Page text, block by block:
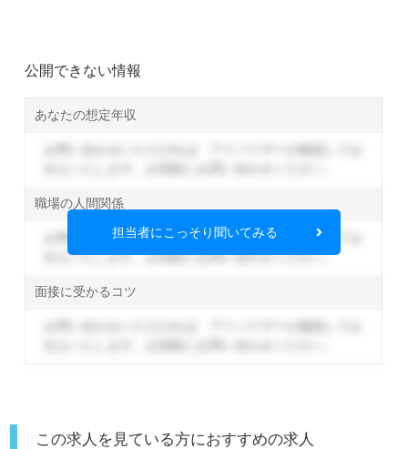
公開できない情報
あなたの想定年収
職場の人間関係
お問い合わせいただければ、アドバイザーが確認してお
伝えいたします。お気軽にお問い合わせください。
面接に受かるコツ
担当者にこっそり聞いてみる
この求人を見ている方におすすめの求人